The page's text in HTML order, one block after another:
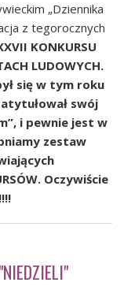
„Dziennika
z tegorocznych
KONKURSU
LUDOWYCH.
się w tym roku
swój
, i pewnie jest w
zestaw
Oczywiście